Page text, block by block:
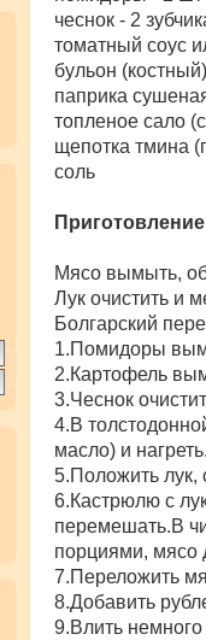
чеснок - 2
томатный соус
бульон
паприка
топленое сало
щепотка тмина
соль
Приготовление
Мясо вымыть,
Лук очистить и
Болгарский
1.Помидоры
2.Картофель
3.Чеснок
4.В
масло) и
5.Положить лук,
6.Кастрюлю с
перемешать.В
порциями, мясо
7.Переложить
8.Добавить
9.Влить